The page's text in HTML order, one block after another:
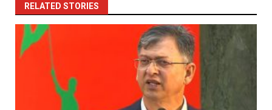
RELATED STORIES